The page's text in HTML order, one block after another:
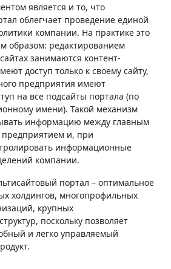
является и то, что
облегчает проведение единой
компании. На практике это
образом: редактированием
занимаются контент-
доступ только к своему сайту,
предприятия имеют
на все подсайты портала (по
имени). Такой механизм
информацию между главным
и, при
информационные
компании.
портал – оптимальное
холдингов, многопрофильных
крупных
поскольку позволяет
и легко управляемый